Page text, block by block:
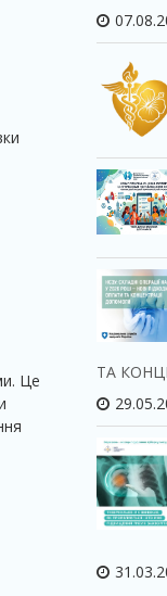
Це
ТА